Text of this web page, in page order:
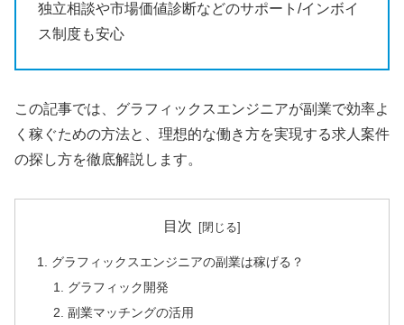
独立相談や市場価値診断などのサポート/インボイ
ス制度も安心
この記事では、グラフィックスエンジニアが副業で効率よ
く稼ぐための方法と、理想的な働き方を実現する求人案件
の探し方を徹底解説します。
目次
グラフィックスエンジニアの副業は稼げる？
グラフィック開発
副業マッチングの活用